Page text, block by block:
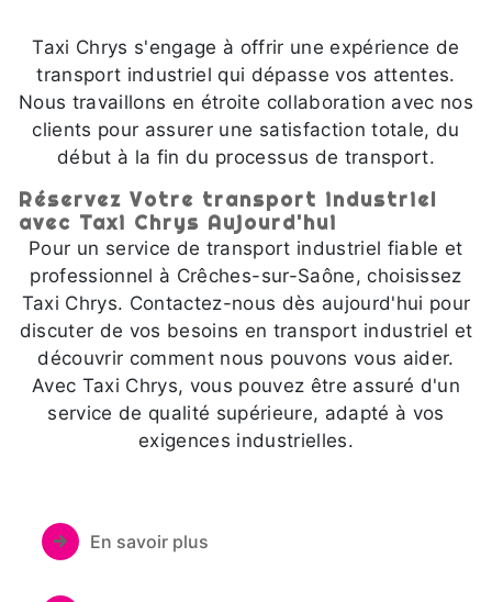
Taxi Chrys s'engage à offrir une expérience de
transport industriel qui dépasse vos attentes.
Nous travaillons en étroite collaboration avec nos
clients pour assurer une satisfaction totale, du
début à la fin du processus de transport.
Réservez Votre transport industriel
avec Taxi Chrys Aujourd'hui
Pour un service de transport industriel fiable et
professionnel à Crêches-sur-Saône, choisissez
Taxi Chrys. Contactez-nous dès aujourd'hui pour
discuter de vos besoins en transport industriel et
découvrir comment nous pouvons vous aider.
Avec Taxi Chrys, vous pouvez être assuré d'un
service de qualité supérieure, adapté à vos
exigences industrielles.
En savoir plus